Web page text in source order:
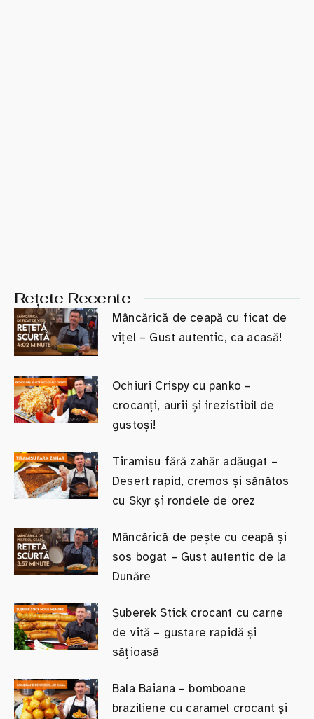
Rețete Recente
Mâncărică de ceapă cu ficat de
vițel – Gust autentic, ca acasă!
Ochiuri Crispy cu panko –
crocanți, aurii și irezistibil de
gustoși!
Tiramisu fără zahăr adăugat –
Desert rapid, cremos și sănătos
cu Skyr și rondele de orez
Mâncărică de pește cu ceapă și
sos bogat – Gust autentic de la
Dunăre
Șuberek Stick crocant cu carne
de vită – gustare rapidă și
sățioasă
Bala Baiana – bomboane
braziliene cu caramel crocant şi